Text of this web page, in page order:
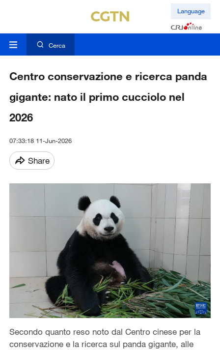
Language
Cerca
Centro conservazione e ricerca panda
gigante: nato il primo cucciolo nel
2026
07:33:18 11-Jun-2026
Share
Secondo quanto reso noto dal Centro cinese per la
conservazione e la ricerca sul panda gigante, alle